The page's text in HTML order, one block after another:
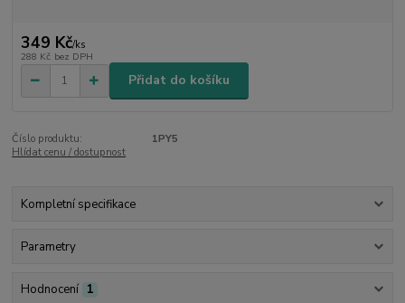
349 Kč/ks
288 Kč bez DPH
Přidat do košíku
Číslo produktu:
1PY5
Hlídat cenu / dostupnost
Kompletní specifikace
Parametry
Hodnocení 1